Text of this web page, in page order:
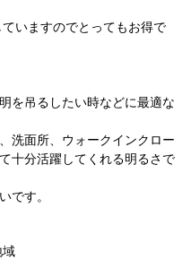
いますのでとってもお得で
を吊るしたい時などに最適な
洗面所、ウォークインクロー
十分活躍してくれる明るさで
です。
域